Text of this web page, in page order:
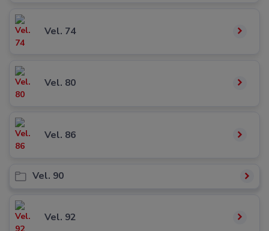
Vel. 74
Vel. 80
Vel. 86
Vel. 90
Vel. 92